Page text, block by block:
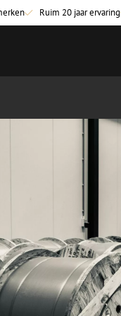
Ruim 20 jaar ervaring